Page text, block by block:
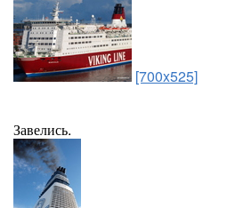
[700x525]
Завелись.